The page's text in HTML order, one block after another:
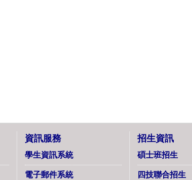
資訊服務
學生資訊系統
電子郵件系統
招生資訊
碩士班招生
四技聯合招生